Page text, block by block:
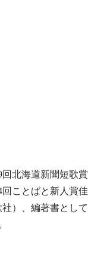
北海道新聞短歌賞
ことばと新人賞佳
）、編著書として